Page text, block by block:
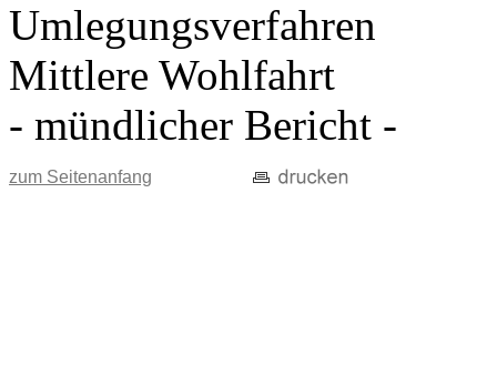
Umlegungsverfahren
Mittlere Wohlfahrt
- mündlicher Bericht -
zum Seitenanfang